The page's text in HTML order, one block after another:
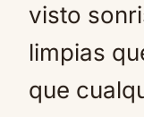
visto
limpias
que